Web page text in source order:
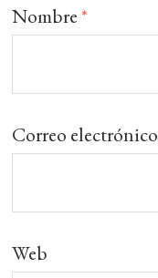
Nombre *
Correo electrónico
Web